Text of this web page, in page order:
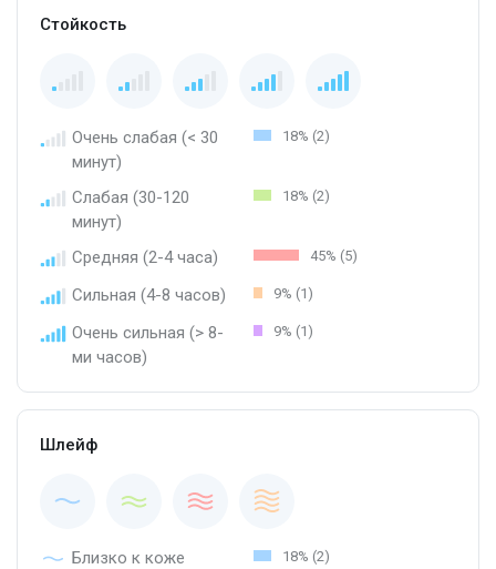
Стойкость
Очень слабая (< 30
минут)
18% (2)
Слабая (30-120
минут)
18% (2)
Средняя (2-4 часа) 45% (5)
Сильная (4-8 часов) 9% (1)
Очень сильная (> 8-
ми часов)
9% (1)
Шлейф
Близко к коже 18% (2)